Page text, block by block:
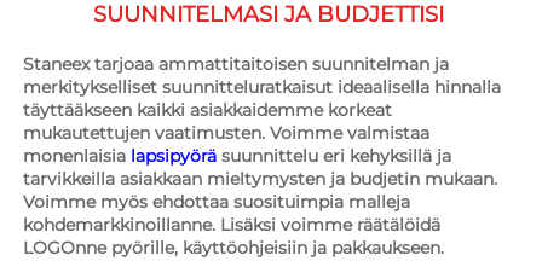
SUUNNITELMASI JA BUDJETTISI
Staneex tarjoaa ammattitaitoisen suunnitelman ja
merkitykselliset suunnitteluratkaisut ideaalisella hinnalla
täyttääkseen kaikki asiakkaidemme korkeat
mukautettujen vaatimusten. Voimme valmistaa
monenlaisia lapsipyörä suunnittelu eri kehyksillä ja
tarvikkeilla asiakkaan mieltymysten ja budjetin mukaan.
Voimme myös ehdottaa suosituimpia malleja
kohdemarkkinoillanne. Lisäksi voimme räätälöidä
LOGOnne pyörille, käyttöohjeisiin ja pakkaukseen.